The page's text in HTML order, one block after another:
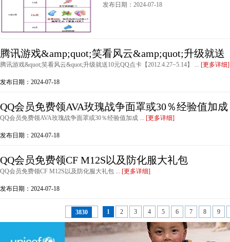
发布日期：2024-07-18
腾讯游戏&amp;quot;笑看风云&amp;quot;升级就送
腾讯游戏&quot;笑看风云&quot;升级就送10元QQ点卡【2012.4.27~5.14】 ... [更多详细]
发布日期：2024-07-18
QQ会员免费领AVA玫瑰战争面罩或30％经验值加成
QQ会员免费领AVA玫瑰战争面罩或30％经验值加成 ... [更多详细]
发布日期：2024-07-18
QQ会员免费领CF M12S以及防化服大礼包
QQ会员免费领CF M12S以及防化服大礼包 ... [更多详细]
发布日期：2024-07-18
3830 1 2 3 4 5 6 7 8 9